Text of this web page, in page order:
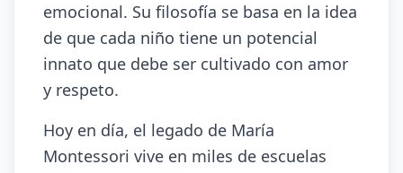
emocional. Su filosofía se basa en la idea
de que cada niño tiene un potencial
innato que debe ser cultivado con amor
y respeto.
Hoy en día, el legado de María
Montessori vive en miles de escuelas